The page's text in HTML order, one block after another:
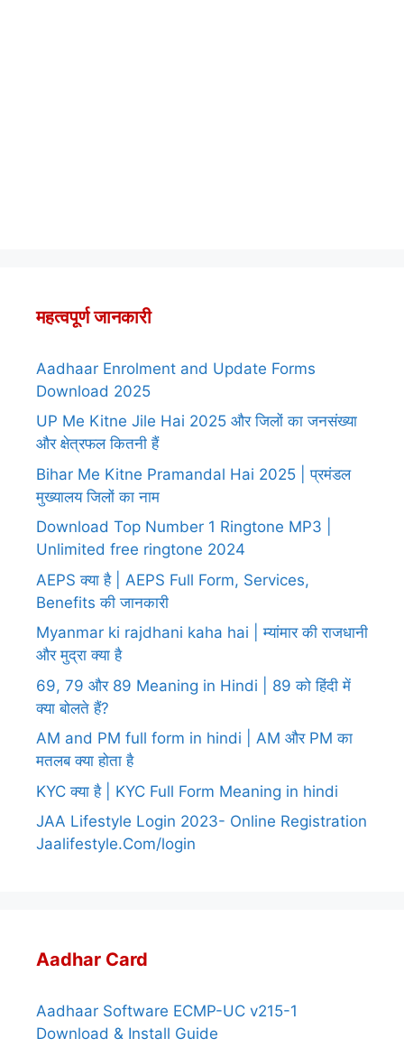
महत्वपूर्ण जानकारी
Aadhaar Enrolment and Update Forms
Download 2025
UP Me Kitne Jile Hai 2025 और जिलों का जनसंख्या
और क्षेत्रफल कितनी हैं
Bihar Me Kitne Pramandal Hai 2025 | प्रमंडल
मुख्यालय जिलों का नाम
Download Top Number 1 Ringtone MP3 |
Unlimited free ringtone 2024
AEPS क्या है | AEPS Full Form, Services,
Benefits की जानकारी
Myanmar ki rajdhani kaha hai | म्यांमार की राजधानी
और मुद्रा क्या है
69, 79 और 89 Meaning in Hindi | 89 को हिंदी में
क्या बोलते हैं?
AM and PM full form in hindi | AM और PM का
मतलब क्या होता है
KYC क्या है | KYC Full Form Meaning in hindi
JAA Lifestyle Login 2023- Online Registration
Jaalifestyle.Com/login
Aadhar Card
Aadhaar Software ECMP-UC v215-1
Download & Install Guide